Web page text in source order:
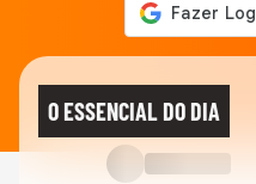
O ESSENCIAL DO DIA